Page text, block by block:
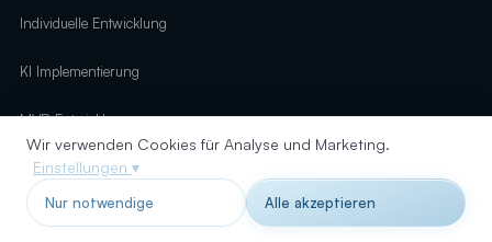
Individuelle Entwicklung
KI Implementierung
MVP-Entwicklung
Perfex CRM
UNTERNEHMEN
Wir verwenden Cookies für Analyse und Marketing.
Einstellungen ▾
Nur notwendige Alle akzeptieren